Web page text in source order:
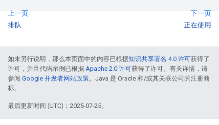
上一页
排队
下一页
正在使用
如未另行说明，那么本页面中的内容已根据知识共享署名 4.0 许可获得了
许可，并且代码示例已根据 Apache 2.0 许可获得了许可。有关详情，请
参阅 Google 开发者网站政策。Java 是 Oracle 和/或其关联公司的注册商
标。
最后更新时间 (UTC)：2025-07-25。